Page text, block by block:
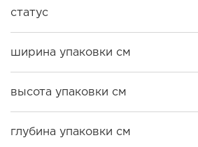
статус
ширина упаковки см
высота упаковки см
глубина упаковки см